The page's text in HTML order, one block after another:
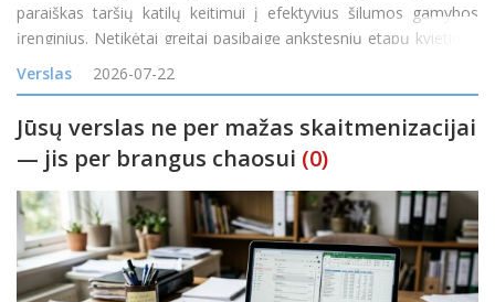
paraiškas taršių katilų keitimui į efektyvius šilumos gamybos
įrenginius. Netikėtai greitai pasibaigę ankstesnių etapų kvietimai
rodo itin didelį gyventojų susidomėjimą naujais ir efektyviais
šilumos siurbliais
Verslas 2026-07-22
Jūsų verslas ne per mažas skaitmenizacijai
— jis per brangus chaosui (0)